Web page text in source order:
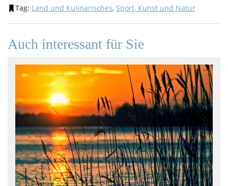
Tag: Land und Kulinarisches, Sport, Kunst und Natur
Auch interessant für Sie